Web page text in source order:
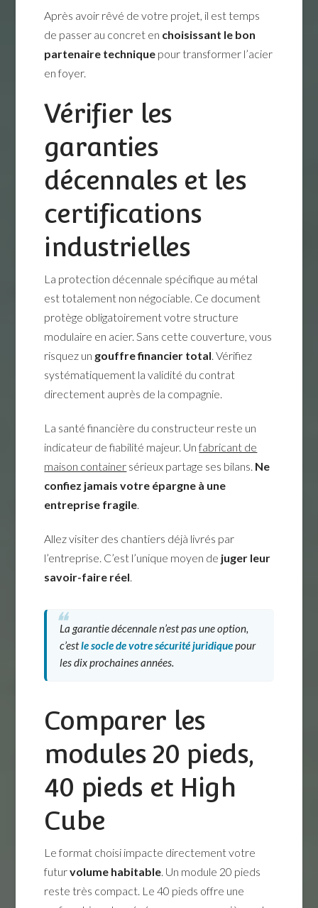
Après avoir rêvé de votre projet, il est temps
de passer au concret en choisissant le bon
partenaire technique pour transformer l’acier
en foyer.
Vérifier les
garanties
décennales et les
certifications
industrielles
La protection décennale spécifique au métal
est totalement non négociable. Ce document
protège obligatoirement votre structure
modulaire en acier. Sans cette couverture, vous
risquez un gouffre financier total. Vérifiez
systématiquement la validité du contrat
directement auprès de la compagnie.
La santé financière du constructeur reste un
indicateur de fiabilité majeur. Unfabricant de
maison container sérieux partage ses bilans. Ne
confiez jamais votre épargne à une
entreprise fragile.
Allez visiter des chantiers déjà livrés par
l’entreprise. C’est l’unique moyen de juger leur
savoir-faire réel.
La garantie décennale n’est pas une option,
c’estle socle de votre sécurité juridiquepour
les dix prochaines années.
Comparer les
modules 20 pieds,
40 pieds et High
Cube
Le format choisi impacte directement votre
futurvolume habitable. Un module 20 pieds
reste très compact. Le 40 pieds offre une